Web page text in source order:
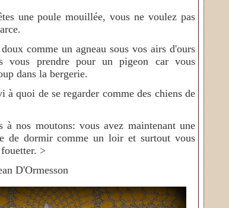
une poule mouillée, vous ne voulez pas
comme un agneau sous vos airs d'ours
vous prendre pour un pigeon car vous
dans la bergerie.
à quoi de se regarder comme des chiens de
à nos moutons: vous avez maintenant une
de dormir comme un loir et surtout vous
>
D'Ormesson